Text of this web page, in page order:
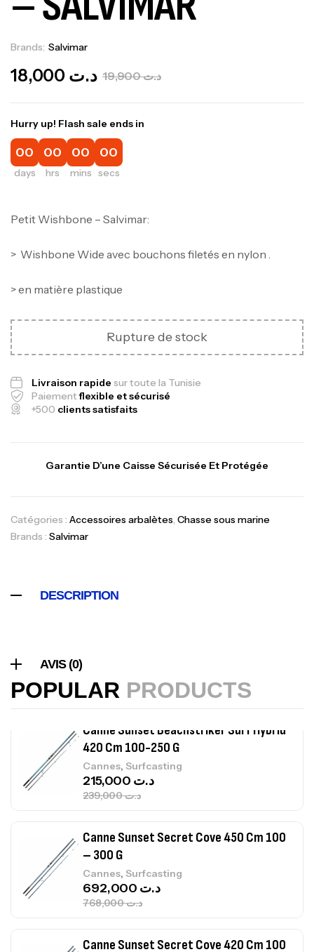
Brands: Salvimar
د.ت19,900 د.ت
Hurry up! Flash sale ends in
00
days
00
hrs
00
mins
00
secs
Petit Wishbone – Salvimar:
> Wishbone Wide avec bouchons filetés en nylon .
> en matière plastique
Rupture de stock
Livraison rapide sur toute la Tunisie
Paiementflexible et sécurisé
+500 clients satisfaits
Garantie D’une Caisse Sécurisée Et Protégée
Catégories : Accessoires arbalètes, Chasse sous marine
Brands : Salvimar
DESCRIPTION
AVIS (0)
POPULAR PRODUCTS
Canne Jigging Sunset Massive Attack
د.ت340,000
Foureau Kalli Kunnan Funda 1.70m
Expanded
420 Cm 100-250 G
Cannes,Surfcasting
د.ت239,000
د.ت215,000
– 300 G
Cannes,
د.ت768,000
د.ت692,000